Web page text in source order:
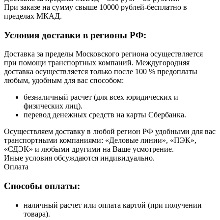
При заказе на сумму свыше 10000 рублей-бесплатно в
пределах МКАД.
Условия доставки в регионы РФ:
Доставка за пределы Московского региона осуществляется
при помощи транспортных компаний. Междугородняя
доставка осуществляется только после 100 % предоплаты
любым, удобным для вас способом:
безналичный расчет (для всех юридических и
физических лиц).
перевод денежных средств на карты Сбербанка.
Осуществляем доставку в любой регион РФ удобными для вас
транспортными компаниями: «Деловые линии», «ПЭК»,
«СДЭК» и любыми другими на Ваше усмотрение.
Иные условия обсуждаются индивидуально.
Оплата
Способы оплаты:
наличный расчет или оплата картой (при получении
товара).